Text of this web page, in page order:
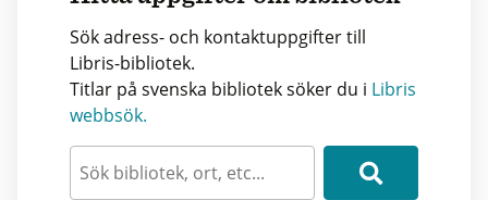
Sök adress- och kontaktuppgifter till
Libris-bibliotek.
Titlar på svenska bibliotek söker du i Libris
webbsök.